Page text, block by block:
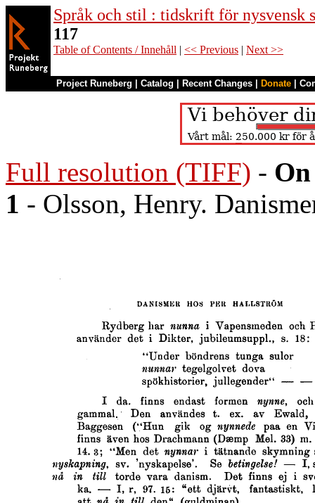
Språk och stil : tidskrift för nysvensk
117
Table of Contents / Innehåll | << Previous | Next >>
Project Runeberg Catalog Recent Changes Donate
Full resolution (TIFF) -
1 - Olsson, Henry.